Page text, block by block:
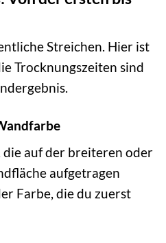
Streichen. Hier ist
Trocknungszeiten sind
die auf der breiteren oder
aufgetragen
Farbe, die du zuerst